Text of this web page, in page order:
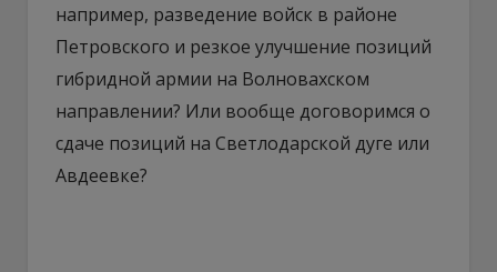
например, разведение войск в районе
Петровского и резкое улучшение позиций
гибридной армии на Волновахском
направлении? Или вообще договоримся о
сдаче позиций на Светлодарской дуге или
Авдеевке?